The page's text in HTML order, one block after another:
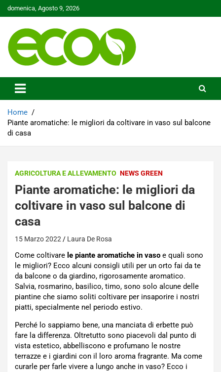
Skip
to
domenica, Agosto 9, 2026
Ecoo.it
Home
Piante aromatiche: le migliori da coltivare in vaso sul balcone
di casa
AGRICOLTURA E ALLEVAMENTO NEWS GREEN
Piante aromatiche: le migliori da
coltivare in vaso sul balcone di
casa
15 Marzo 2022 Laura De Rosa
Come coltivare le piante aromatiche in vaso e quali sono
le migliori? Ecco alcuni consigli utili per un orto fai da te
da balcone o da giardino, rigorosamente aromatico.
Salvia, rosmarino, basilico, timo, sono solo alcune delle
piantine che siamo soliti coltivare per insaporire i nostri
piatti, specialmente nel periodo estivo.
Perché lo sappiamo bene, una manciata di erbette può
fare la differenza. Oltretutto sono piacevoli dal punto di
vista estetico, abbelliscono e profumano le nostre
terrazze e i giardini con il loro aroma fragrante. Ma come
curarle per farle vivere a lungo anche in vaso? Ecco i